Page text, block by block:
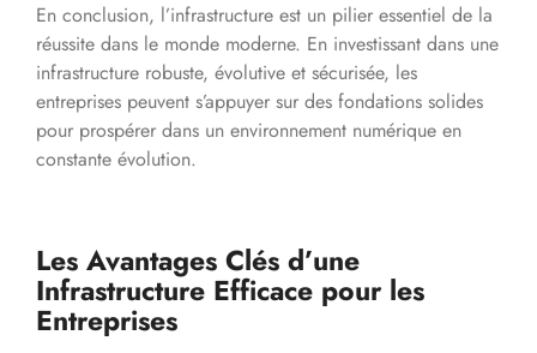
En conclusion, l’infrastructure est un pilier essentiel de la
réussite dans le monde moderne. En investissant dans une
infrastructure robuste, évolutive et sécurisée, les
entreprises peuvent s’appuyer sur des fondations solides
pour prospérer dans un environnement numérique en
constante évolution.
Les Avantages Clés d’une
Infrastructure Efficace pour les
Entreprises